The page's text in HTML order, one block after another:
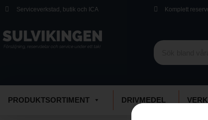
Serviceverkstad, butik och ICA Komplett
PRODUKTSORTIMENT DRIVMEDEL